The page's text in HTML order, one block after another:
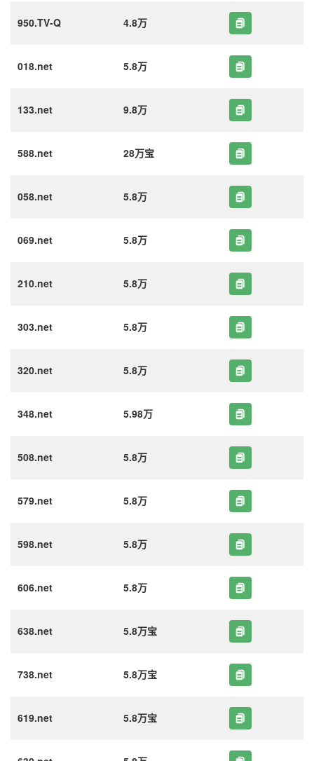
950.TV-Q 4.8万
018.net 5.8万
133.net 9.8万
588.net 28万宝
058.net 5.8万
069.net 5.8万
210.net 5.8万
303.net 5.8万
320.net 5.8万
348.net 5.98万
508.net 5.8万
579.net 5.8万
598.net 5.8万
606.net 5.8万
638.net 5.8万宝
738.net 5.8万宝
619.net 5.8万宝